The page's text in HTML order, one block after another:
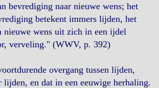
bevrediging naar nieuwe wens; het
betekent immers lijden, het
nieuwe wens uit zich in een ijdel
verveling." (WWV, p. 392)
overgang tussen lijden,
lijden, en dat in een eeuwige herhaling.